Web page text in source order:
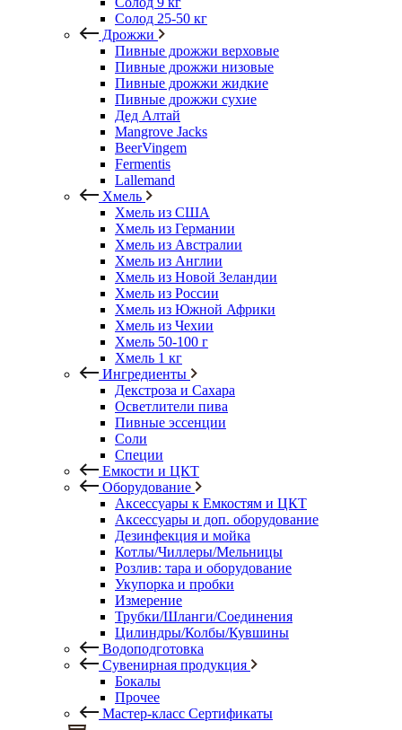
Солод 25-50 кг
Дрожжи
Пивные дрожжи верховые
Пивные дрожжи низовые
Пивные дрожжи жидкие
Пивные дрожжи сухие
Дед Алтай
Mangrove Jacks
BeerVingem
Fermentis
Lallemand
Хмель
Хмель из США
Хмель из Германии
Хмель из Австралии
Хмель из Англии
Хмель из Новой Зеландии
Хмель из России
Хмель из Южной Африки
Хмель из Чехии
Хмель 50-100 г
Хмель 1 кг
Ингредиенты
Декстроза и Сахара
Осветлители пива
Пивные эссенции
Соли
Специи
Емкости и ЦКТ
Оборудование
Аксессуары к Емкостям и ЦКТ
Аксессуары и доп. оборудование
Дезинфекция и мойка
Котлы/Чиллеры/Мельницы
Розлив: тара и оборудование
Укупорка и пробки
Измерение
Трубки/Шланги/Соединения
Цилиндры/Колбы/Кувшины
Водоподготовка
Сувенирная продукция
Бокалы
Прочее
Мастер-класс Сертификаты